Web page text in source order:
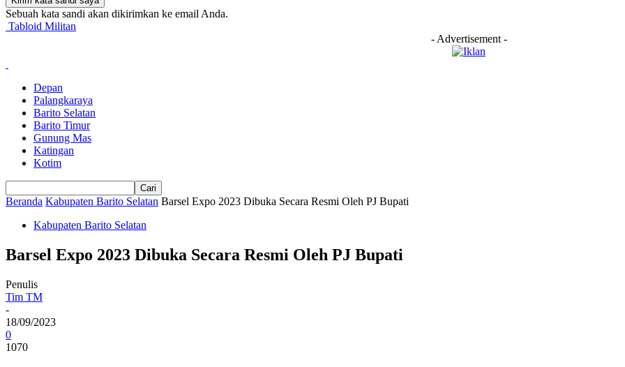
Sebuah kata sandi akan dikirimkan ke email Anda.
Tabloid Militan
- Advertisement -
Depan
Palangkaraya
Barito Selatan
Barito Timur
Gunung Mas
Katingan
Kotim
Beranda Kabupaten Barito Selatan Barsel Expo 2023 Dibuka Secara Resmi Oleh PJ Bupati
Kabupaten Barito Selatan
Barsel Expo 2023 Dibuka Secara Resmi Oleh PJ Bupati
Penulis
Tim TM
-
18/09/2023
0
1070